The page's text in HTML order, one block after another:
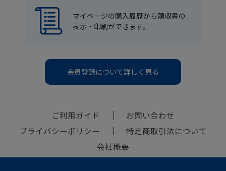
マイページの購入履歴から領収書の
表示・印刷ができます。
会員登録について詳しく見る
ご利用ガイド
お問い合わせ
プライバシーポリシー
特定商取引法について
会社概要